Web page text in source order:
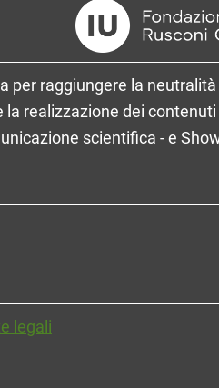
per raggiungere la
la realizzazione dei
scientifica - e
legali